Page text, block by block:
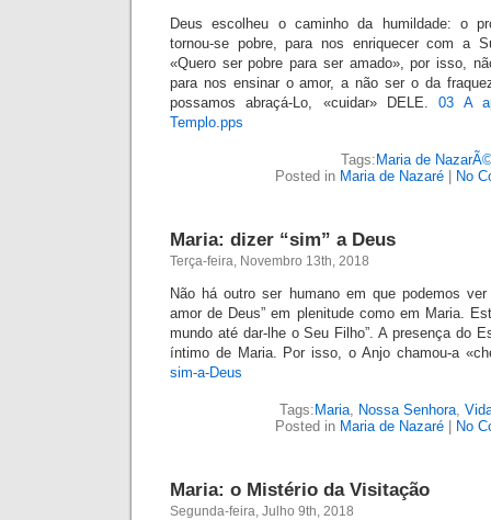
Deus escolheu o caminho da humildade: o
tornou-se pobre, para nos enriquecer com a
«Quero ser pobre para ser amado», por isso,
para nos ensinar o amor, a não ser o da
possamos abraçá-Lo, «cuidar» DELE.03 A
Templo.pps
Tags: Maria de
Posted in Maria de Nazaré| No
Maria: dizer “sim” a Deus
Terça-feira, Novembro 13th, 2018
Não há outro ser humano em que podemos
amor de Deus” em plenitude como em Maria.
mundo até dar-lhe o Seu Filho”. A presença do
íntimo de Maria. Por isso, o Anjo chamou-a
sim-a-Deus
Tags: Maria, Nossa Senhora,
Posted in Maria de Nazaré| No
Maria: o Mistério da Visitação
Segunda-feira, Julho 9th, 2018